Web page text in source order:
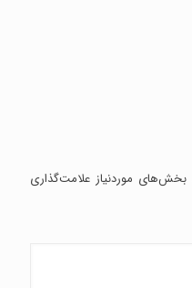
بخش‌های موردنیاز علامت‌گذاری